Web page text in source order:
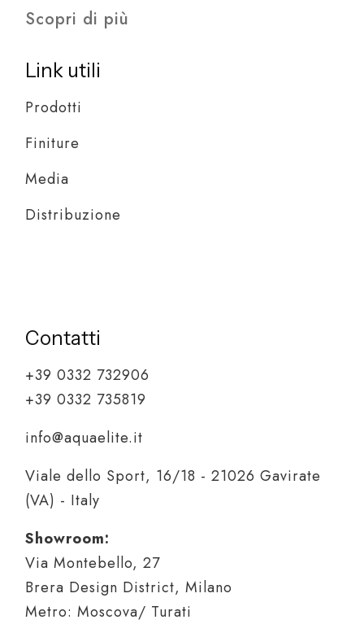
Scopri di più
Link utili
Prodotti
Finiture
Media
Distribuzione
Contatti
+39 0332 732906
+39 0332 735819
info@aquaelite.it
Viale dello Sport, 16/18 - 21026 Gavirate
(VA) - Italy
Showroom:
Via Montebello, 27
Brera Design District, Milano
Metro: Moscova/ Turati